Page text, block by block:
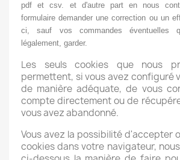
pdf et csv. et d'autre part en nous
formulaire demander une correction ou un
ci, sauf vos commandes éventuelles
légalement, garder.
Les seuls cookies que nous
permettent, si vous avez configuré
de manière adéquate, de vous
compte directement ou de
vous avez abandonné.
Vous avez la possibilité d'accepter
cookies dans votre navigateur,